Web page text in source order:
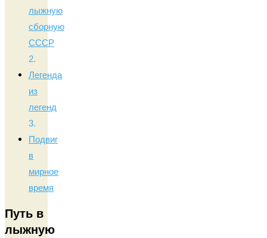
лыжную
сборную
СССР
Легенда
из
легенд
Подвиг
в
мирное
время
Путь в
лыжную